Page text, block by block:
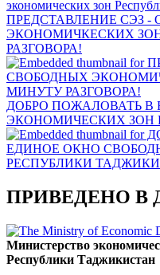
ПРЕДСТАВЛЕНИЕ СЭЗ
ЭКОНОМИЧКЕСКИХ
РАЗГОВОРА!
ДОБРО ПОЖАЛОВАТЬ
ЭКОНОМИЧЕСКИХ ЗОН
ПРИВЕДЕНО В
Министерство
Республики Таджикистан